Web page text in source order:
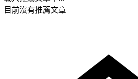
目前沒有推薦文章